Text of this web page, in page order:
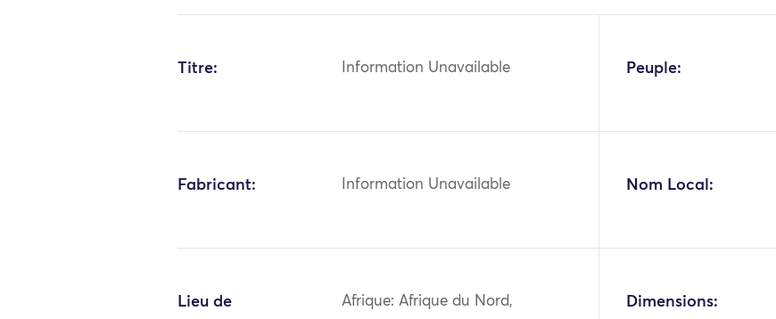
Titre: Information Unavailable Peuple:
Fabricant: Information Unavailable Nom Local:
Lieu de
Afrique: Afrique du Nord,
Dimensions: